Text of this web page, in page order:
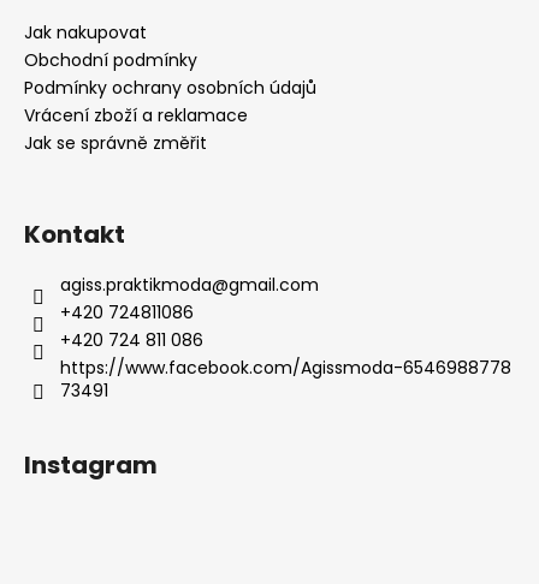
Jak nakupovat
Obchodní podmínky
Podmínky ochrany osobních údajů
Vrácení zboží a reklamace
Jak se správně změřit
Kontakt
agiss.praktikmoda@gmail.com
+420 724811086
+420 724 811 086
https://www.facebook.com/Agissmoda-6546988778
73491
Instagram